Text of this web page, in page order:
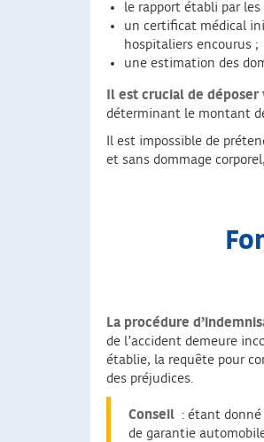
le rapport établi par les
un certificat médical
hospitaliers encourus ;
une estimation des
Il est crucial de
déterminant le montant
Il est impossible de
et sans dommage
La procédure
de l’accident demeure
établie, la requête pour
des préjudices.
Conseil : étant donné
de garantie